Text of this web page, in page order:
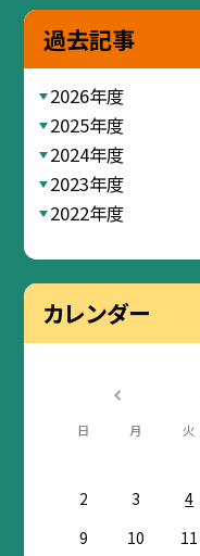
過去記事
2026年度
2025年度
2024年度
2023年度
2022年度
カレンダー
日 月 火
2
3 4
9
10 11